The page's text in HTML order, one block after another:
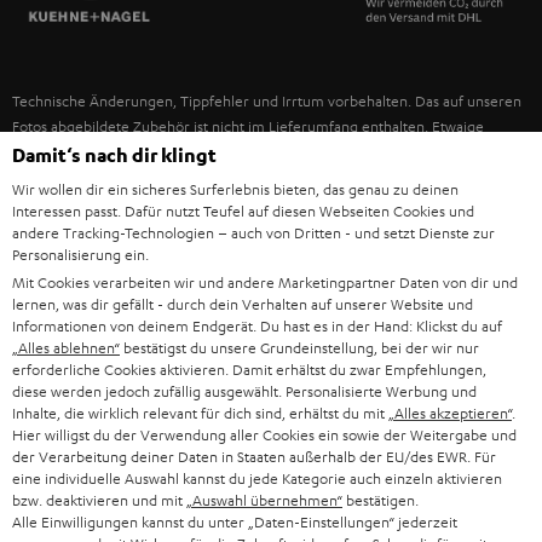
NEUHEITEN
UNSER MANAGEMENT
UNSERE WERTE
BILDUNGSRABATT
GESCHENKGUTSCHEIN
BARRIEREFREIHEIT
USA
WEITERE LÄNDER
Technische Änderungen, Tippfehler und Irrtum vorbehalten. Das auf unseren
Fotos abgebildete Zubehör ist nicht im Lieferumfang enthalten. Etwaige
Entsorgungsgebühren für Batterien sind im Preis inbegriffen.
©2026 Lautsprecher Teufel GmbH - All rights reserved.
Impressum AGB
Vertrag widerrufen
Damit‘s nach dir klingt
Wir wollen dir ein sicheres Surferlebnis bieten, das genau zu deinen
Interessen passt. Dafür nutzt Teufel auf diesen Webseiten Cookies und
andere Tracking-Technologien – auch von Dritten - und setzt Dienste zur
Personalisierung ein.
Mit Cookies verarbeiten wir und andere Marketingpartner Daten von dir und
lernen, was dir gefällt - durch dein Verhalten auf unserer Website und
Informationen von deinem Endgerät. Du hast es in der Hand: Klickst du auf
„Alles ablehnen“ bestätigst du unsere Grundeinstellung, bei der wir nur
erforderliche Cookies aktivieren. Damit erhältst du zwar Empfehlungen,
diese werden jedoch zufällig ausgewählt. Personalisierte Werbung und
Inhalte, die wirklich relevant für dich sind, erhältst du mit „Alles akzeptieren“.
Hier willigst du der Verwendung aller Cookies ein sowie der Weitergabe und
der Verarbeitung deiner Daten in Staaten außerhalb der EU/des EWR. Für
eine individuelle Auswahl kannst du jede Kategorie auch einzeln aktivieren
bzw. deaktivieren und mit „Auswahl übernehmen“ bestätigen.
Alle Einwilligungen kannst du unter „Daten-Einstellungen“ jederzeit